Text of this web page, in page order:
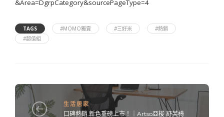
&Area=DgrpCategory&sourcePageType=4
TAGS #MOMO獨賣 #三好米
#熱銷
#超值組
生活居家
口碑熱銷 新色重磅上市！｜Artso亞梭 舒芙椅